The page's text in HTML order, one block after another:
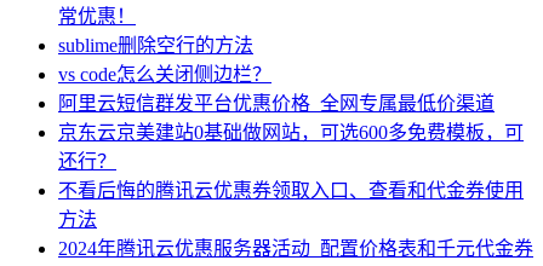
常优惠！
sublime删除空行的方法
vs code怎么关闭侧边栏？
阿里云短信群发平台优惠价格_全网专属最低价渠道
京东云京美建站0基础做网站，可选600多免费模板，可
还行？
不看后悔的腾讯云优惠券领取入口、查看和代金券使用
方法
2024年腾讯云优惠服务器活动_配置价格表和千元代金券